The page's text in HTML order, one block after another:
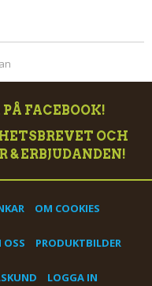
FACEBOOK!
OCH
& ERBJUDANDEN!
OM COOKIES
OSS PRODUKTBILDER
LOGGA IN